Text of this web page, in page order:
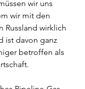
wir uns
wir mit den
Russland wirklich
ist davon ganz
betroffen als